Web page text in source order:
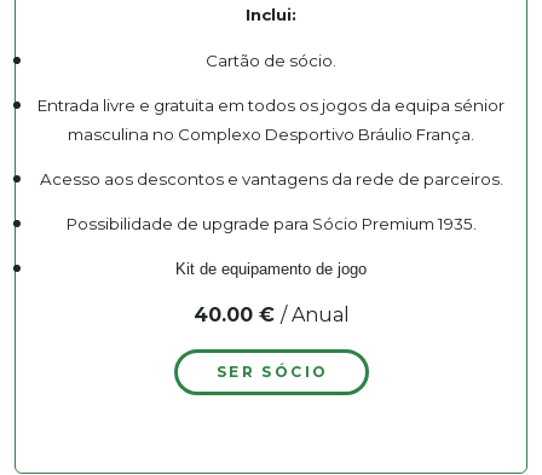
Inclui:
Cartão de sócio.
Entrada livre e gratuita em todos os jogos da equipa sénior
masculina no Complexo Desportivo Bráulio França.
Acesso aos descontos e vantagens da rede de parceiros.
Possibilidade de upgrade para Sócio Premium 1935.
Kit de equipamento de jogo
40.00 € / Anual
SER SÓCIO